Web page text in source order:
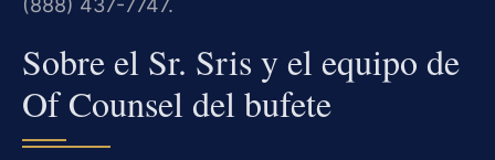
(888) 437-7747.
Sobre el Sr. Sris y el equipo de
Of Counsel del bufete